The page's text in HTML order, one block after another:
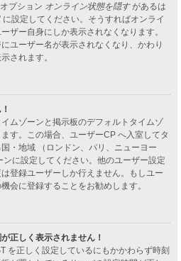
プション オンライン状態を隠すがあるは
設定してください。そうすればオンライ
ザー自身にしか表示されなくなります。
ユーザー名が表示されなくなり、かわり
されます。
ムゾーンと掲示板のデフォルトタイムゾ
す。この場合、ユーザーCP へ入室してタ
・地域 （ロンドン、パリ、ニューヨー
に設定してください。他のユーザー設定
登録ユーザーしか行えません。もしユー
会に登録することをお勧めします。
正しく表示されません！
を正しく設定しているにもかかわらず時刻